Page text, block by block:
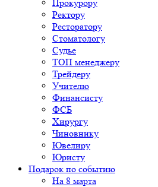
Прокурору
Ректору
Ресторатору
Стоматологу
Судье
ТОП менеджеру
Трейдеру
Учителю
Финансисту
ФСБ
Хирургу
Чиновнику
Ювелиру
Юристу
Подарок по событию
На 8 марта